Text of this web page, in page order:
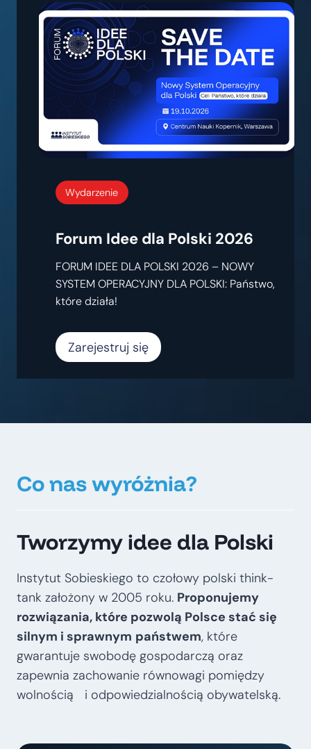
Wydarzenie
Forum Idee dla Polski 2026
FORUM IDEE DLA POLSKI 2026 – NOWY
SYSTEM OPERACYJNY DLA POLSKI: Państwo,
które działa!
Zarejestruj się
Co nas wyróżnia?
Tworzymy idee dla Polski
Instytut Sobieskiego to czołowy polski think-
tank założony w 2005 roku. Proponujemy
rozwiązania, które pozwolą Polsce stać się
silnym i sprawnym państwem, które
gwarantuje swobodę gospodarczą oraz
zapewnia zachowanie równowagi pomiędzy
wolnością i odpowiedzialnością obywatelską.